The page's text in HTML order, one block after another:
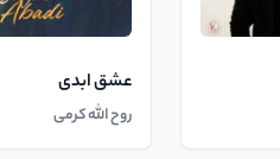
عشق ابدی
روح الله کرمی